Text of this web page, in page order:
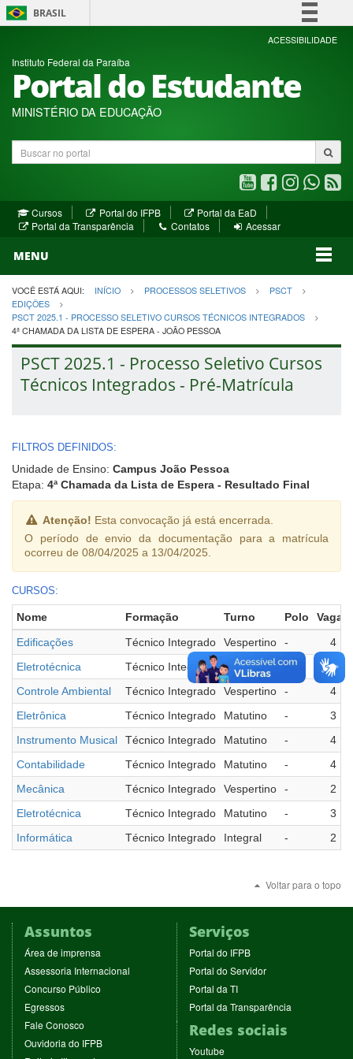
BRASIL
Simplifique!
Participe
ACESSIBILIDADE
Instituto Federal da Paraíba
Portal do Estudante
MINISTÉRIO DA EDUCAÇÃO
Buscar
no
Youtube
(abre
em
Facebook
(abre
Instagram
(abre
janela)
(abre
janela)
Cursos Portal do IFPB(abre
em
Portal da EaD
em
Portal da Transparência Contatos Acessar
MENU
VOCÊ ESTÁ AQUI: INÍCIO PROCESSOS SELETIVOS
PSCT
EDIÇÕES
PSCT 2025.1 - PROCESSO SELETIVO CURSOS TÉCNICOS INTEGRADOS
4ª CHAMADA DA LISTA DE ESPERA - JOÃO PESSOA
PSCT 2025.1 - Processo Seletivo Cursos
Técnicos Integrados - Pré-Matrícula
FILTROS DEFINIDOS:
Unidade de Ensino: Campus João Pessoa
Etapa: 4ª Chamada da Lista de Espera - Resultado Final
Atenção! Esta convocação já está encerrada.
O período de envio da documentação para a matrícula
ocorreu de 08/04/2025 a 13/04/2025.
CURSOS:
Nome Formação Turno Polo
Vagas
Edificações
Técnico Integrado Vespertino -
4
Eletrotécnica
Técnico Integrado Vespertino -
4
Controle Ambiental
Técnico Integrado Vespertino -
4
Eletrônica
Técnico Integrado Matutino -
3
Instrumento Musical
Técnico Integrado Matutino -
4
Contabilidade
Técnico Integrado Matutino -
4
Mecânica
Técnico Integrado Vespertino -
2
Eletrotécnica
Técnico Integrado Matutino -
3
Informática
Técnico Integrado Integral - 2
Voltar para o topo
Assuntos
Área de imprensa
em
nova
Assessoria Internacional
Concurso Público
Egressos(abre
nova
janela)
Fale Conosco
em
nova
Ouvidoria do IFPB(abre
Serviços
Portal do IFPB(abre
em
nova
Portal do Servidor(abre
janela)
Portal da TI(abre
nova
janela)
Portal da Transparência
Redes sociais
Youtube(abre